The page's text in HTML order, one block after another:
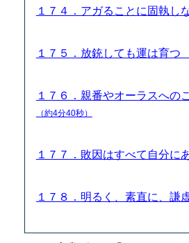
１７４．アガることに固執し
１７５．放銃しても運は育つ
１７６．親番やオーラスへの
（約4分40秒）
１７７．敗因はすべて自分に
１７８．明るく、素直に、謙